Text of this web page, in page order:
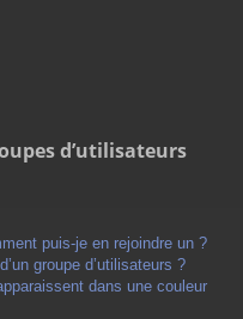
d’utilisateurs
puis-je en rejoindre un ?
groupe d’utilisateurs ?
dans une couleur